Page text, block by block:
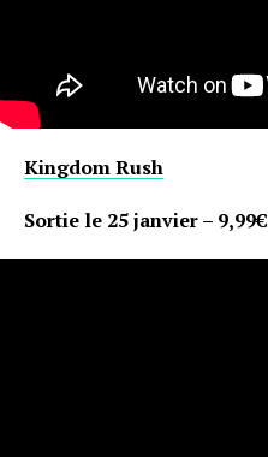
Kingdom Rush
Sortie le 25 janvier – 9,99€